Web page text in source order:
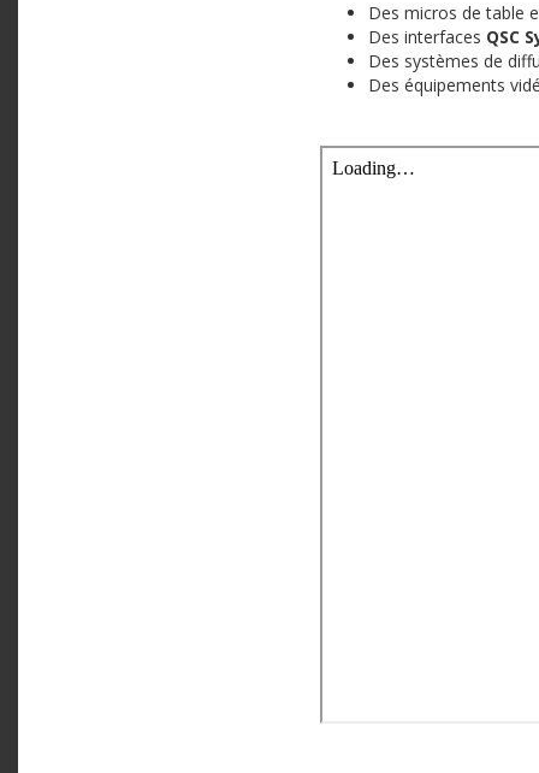
Des micros de table
Des interfaces QSC
Des systèmes de
Des équipements